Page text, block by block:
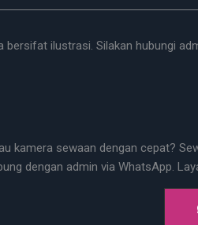
bersifat ilustrasi. Silakan hubungi
kamera sewaan dengan cepat?
dengan admin via WhatsApp.